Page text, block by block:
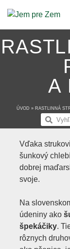
A
ÚVOD » RASTLINNÁ
Vďaka
šunkový
dobrej
svoje.
Na
údeniny ako
špekáčiky.
rôznych